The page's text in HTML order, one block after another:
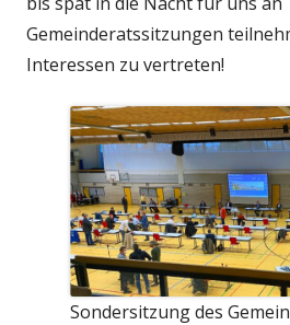
Gemeinderatssitzungen
Interessen zu vertreten!
Sondersitzung des